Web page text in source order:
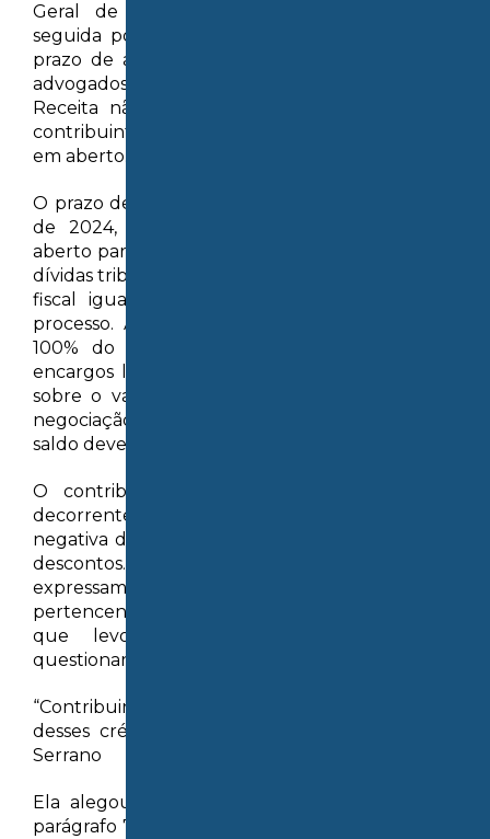
Geral de Tributação (Cosit), que deve ser
seguida por todos os fiscais no Brasil. Como o
prazo de adesão ao programa já foi finalizado,
advogados preveem judicialização caso a
Receita não aceite o uso desses créditos por
contribuintes que ainda estão com pagamentos
em aberto.
O prazo de adesão terminou em 31 de outubro
de 2024, após prorrogação. O programa foi
aberto para que contribuintes pudessem quitar
dívidas tributárias em contencioso administrativo
fiscal igual ou inferior a R$ 50 milhões, por
processo. As vantagens eram redução de até
100% do valor dos juros, das multas e dos
encargos legais (observado o limite de até 65%
sobre o valor total de cada crédito objeto da
negociação) e a possibilidade de pagamento do
saldo devedor em até 120 parcelas mensais.
O contribuinte ainda poderia usar créditos
decorrentes de prejuízo fiscal e base de cálculo
negativa da CSLL de até 70% da dívida, após os
descontos. O edital, porém, não tratava
expressamente de créditos de terceiros,
pertencentes ao mesmo grupo econômico, o
que levou uma holding patrimonial a
questionar a Receita Federal.
“Contribuinte pode ter dificuldade em fazer uso
desses créditos de forma retroativa” — Rafael
Serrano
Ela alegou que a Lei nº 13.988, de 2020, no
parágrafo 7º do artigo 11, prevê que “a transação